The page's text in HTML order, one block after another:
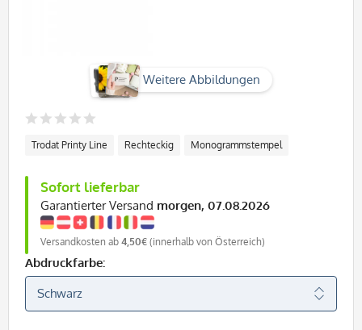
Weitere Abbildungen
Trodat Printy Line Rechteckig Monogrammstempel
Sofort lieferbar
Garantierter Versand morgen, 07.08.2026
Versandkosten ab 4,50€ (innerhalb von Österreich)
Abdruckfarbe: